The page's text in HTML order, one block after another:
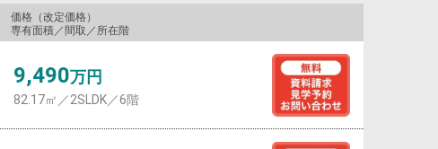
価格（改定価格）
専有面積／間取／所在階
9,490万円
82.17㎡／2SLDK／6階